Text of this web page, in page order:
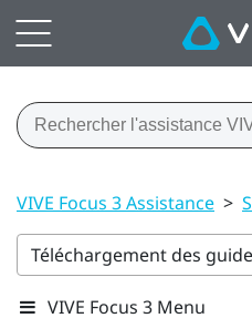
VIVE Focus 3 Assistance >
Téléchargement des
VIVE Focus 3 Menu